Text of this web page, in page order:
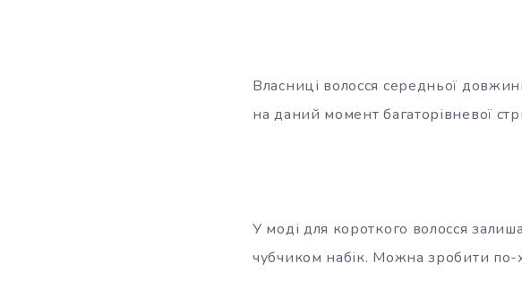
Власниці волосся середньої
на даний момент багаторівневої
У моді для короткого волосся
чубчиком набік. Можна зробити по-